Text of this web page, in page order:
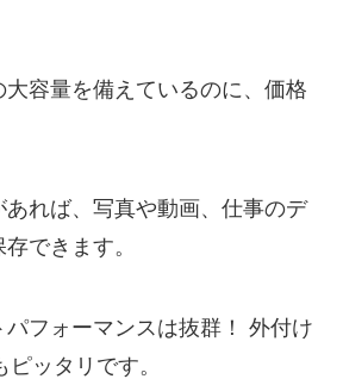
大容量を備えているのに、価格
あれば、写真や動画、仕事のデ
できます。
フォーマンスは抜群！ 外付け
ッタリです。